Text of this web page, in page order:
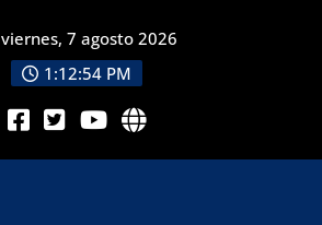
viernes, 7 agosto 2026
1:12:55 PM